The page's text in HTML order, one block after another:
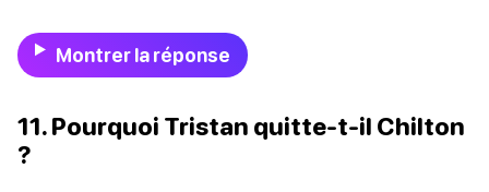
Montrer la réponse
11. Pourquoi Tristan quitte-t-il Chilton
?